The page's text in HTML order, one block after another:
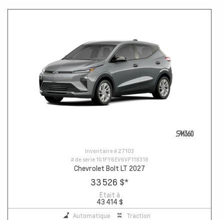
Inventaire # 27103
# de série 1G1FY6EV6VF118318
Chevrolet Bolt LT 2027
33 526 $*
Etait à
43 414 $
Automatique Traction